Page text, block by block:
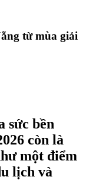
từ mùa giải
sức bền
còn là
một điểm
lịch và